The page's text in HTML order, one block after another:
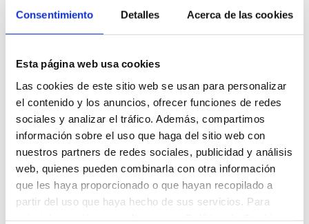
Consentimiento Detalles Acerca de las cookies
Esta página web usa cookies
Las cookies de este sitio web se usan para personalizar
el contenido y los anuncios, ofrecer funciones de redes
sociales y analizar el tráfico. Además, compartimos
información sobre el uso que haga del sitio web con
nuestros partners de redes sociales, publicidad y análisis
web, quienes pueden combinarla con otra información
que les haya proporcionado o que hayan recopilado a
partir del uso que haya hecho de sus servicios. Para
El 2 de diciembre se celebrará la I Jornada VIH entre
entidades sanitarias y ciudadanía de Cantabria y Principado
de Asturias.
El evento tendrá lugar en el Salón Gómez Durán del
Hospital Universitario Marqués de Valdecilla, en Santander.
Puede consultar el programaaquí